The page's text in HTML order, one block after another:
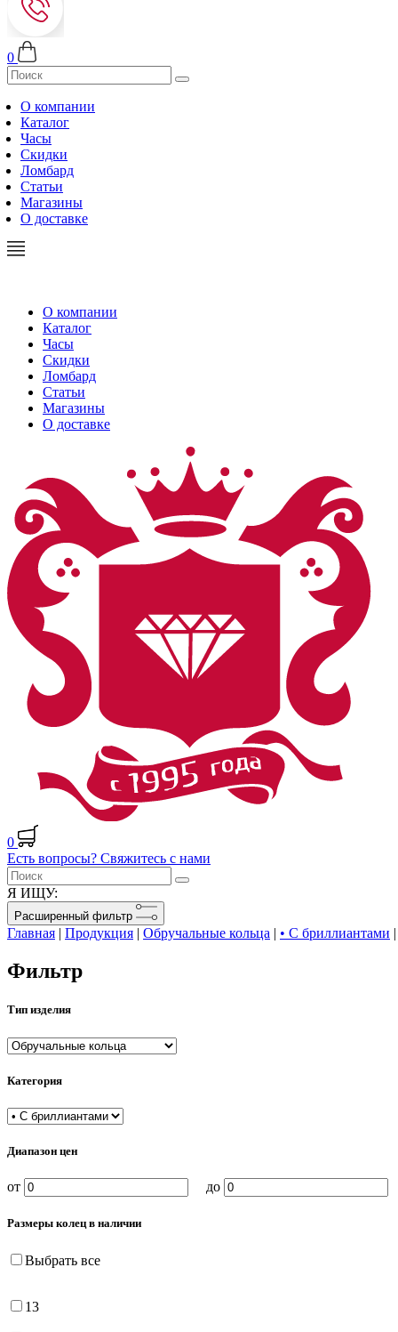
0
О компании
Каталог
Часы
Скидки
Ломбард
Статьи
Магазины
О доставке
О компании
Каталог
Часы
Скидки
Ломбард
Статьи
Магазины
О доставке
0
Есть вопросы? Свяжитесь с нами
Я ИЩУ:
Расширенный фильтр
Главная | Продукция | Обручальные кольца | • С бриллиантами |
Фильтр
Тип изделия
Категория
Диапазон цен
от до
Размеры колец в наличии
Выбрать все
13